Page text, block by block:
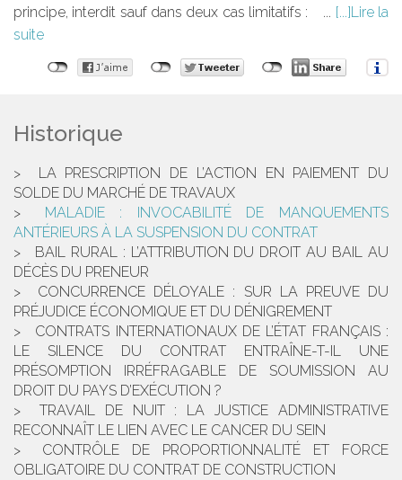
principe, interdit sauf dans deux cas limitatifs : ...
Lire la
suite
Historique
LA PRESCRIPTION DE L’ACTION EN PAIEMENT DU
SOLDE DU MARCHÉ DE TRAVAUX
MALADIE : INVOCABILITÉ DE MANQUEMENTS
ANTÉRIEURS À LA SUSPENSION DU CONTRAT
BAIL RURAL : L’ATTRIBUTION DU DROIT AU BAIL AU
DÉCÈS DU PRENEUR
CONCURRENCE DÉLOYALE : SUR LA PREUVE DU
PRÉJUDICE ÉCONOMIQUE ET DU DÉNIGREMENT
CONTRATS INTERNATIONAUX DE L’ÉTAT FRANÇAIS :
LE SILENCE DU CONTRAT ENTRAÎNE-T-IL UNE
PRÉSOMPTION IRRÉFRAGABLE DE SOUMISSION AU
DROIT DU PAYS D’EXÉCUTION ?
TRAVAIL DE NUIT : LA JUSTICE ADMINISTRATIVE
RECONNAÎT LE LIEN AVEC LE CANCER DU SEIN
CONTRÔLE DE PROPORTIONNALITÉ ET FORCE
OBLIGATOIRE DU CONTRAT DE CONSTRUCTION